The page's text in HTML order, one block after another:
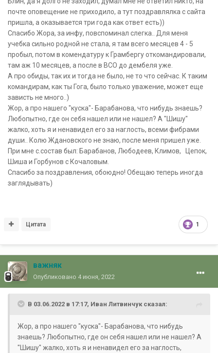
пообщаться-пиши в личку, дам телефон.
- ЗНЗ Игорь Суторьма закончил службу в Брянском ПУ, в
звании подполковник.
- НЗ Бартеньев - был на Курилах майором - это на начало
90-х. Больше о нём ничего не слышал.
- Комод с 5-ки (О 84-86) "Шиша" - после службы пошёл в
МВД, был опером - уже лет 15 как в "ВЕЧНОМ ДОЗОРЕ".
- Коля Ждановский (В 86-88), должен знать - жив/
здоров - на связи.
Не теряйся, заходи в "Кузницу кадров" ПВКГБСССР.
Да и с НАСТУПИВШИМ ДНЁМ ПОГРАНИЧНИКА!
почте оповещение не приходило, а тут поздравлялка с сайта
пришла, а оказывается три года как ответ есть))
Спасибо Жора, за инфу, повспоминал слегка.. Для меня
учебка сильно родной не стала, я там всего месяцев 4 - 5
пробыл, потом в комендатуру к Грамбергу откомандировали,
там аж 10 месяцев, а после в ВСО до дембеля уже.
А про обиды, так их и тогда не было, не то что сейчас. К таким
командирам, как ты Гога, было только уважение, может еще
зависть не много..)
Жор, а про нашего "куска"- Барабанова, что нибудь знаешь?
Любопытно, где он себя нашел или не нашел? А "Шишу"
жалко, хоть я и ненавидел его за наглость, всеми фибрами
души.. Колю Ждановского не знаю, после меня пришел уже.
При мне с.состав был: Барабанов, Любодеев, Климов, Цепок,
Шиша и Горбунов с Кочаловым.
Спасибо за поздравления, обоюдно! Обещаю теперь иногда
заглядывать)
1
Цитата
важняк
Опубликовано 4 июня, 2022
В 03.06.2022 в 17:17, Иван Литвинчук сказал:
Жор, а про нашего "куска"- Барабанова, что нибудь
знаешь? Любопытно, где он себя нашел или не нашел? А
"Шишу" жалко, хоть я и ненавидел его за наглость,